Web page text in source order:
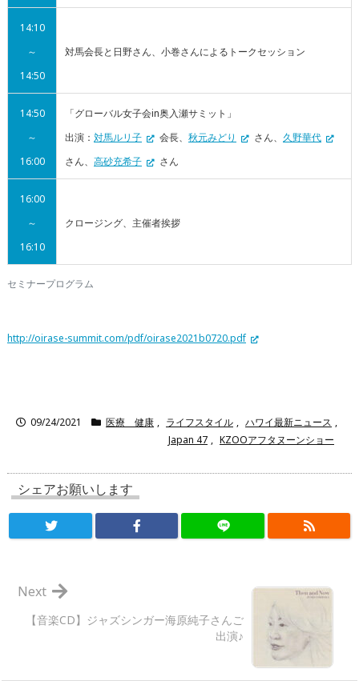
セミナープログラム
14:10
～
14:50
対馬会長と日野さん、小巻さんによるトークセッション
14:50
～
16:00
「グローバル女子会in奥入瀬サミット」
出演： 対馬ルリ子 会長、 秋元みどり さん、 久野華代
さん、 高砂充希子 さん
16:00
～
16:10
クロージング、主催者挨拶
http://oirase-summit.com/pdf/oirase2021b0720.pdf
09/24/2021 医療 健康 , ライフスタイル , ハワイ最新ニュース ,
Japan 47 , KZOOアフタヌーンショー
シェアお願いします
【音楽CD】ジャズシンガー海原純子さんご
出演♪
Next